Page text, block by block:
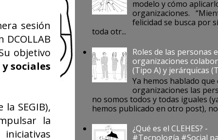
sesión
objetivo
sociales
SEGIB),
la
modelo y cómo
organizaciones.
felicidad se busca por
toda otr...
Roles de las personas
organizaciones
(Tipo A) y jerárquicas
Ya hemos hablado que
organizaciones las
no somos todos y todas iguales
hemos publicado en otro post),
¿Qué es el CLEHES? -
#Tecnología #Social